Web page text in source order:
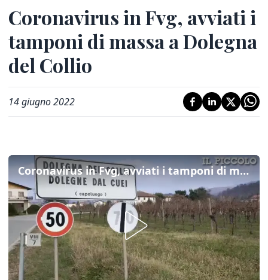
Coronavirus in Fvg, avviati i
tamponi di massa a Dolegna
del Collio
14 giugno 2022
Coronavirus in Fvg, avviati i tamponi di massa a Dolegna del Collio